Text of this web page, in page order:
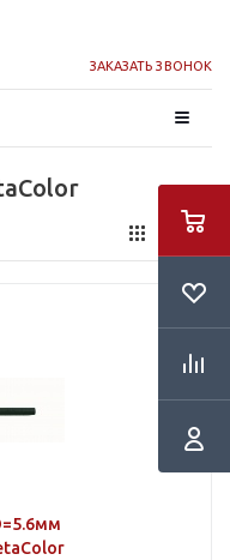
ЗАКАЗАТЬ ЗВОНОК